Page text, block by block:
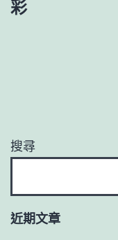
彩
搜尋
近期文章